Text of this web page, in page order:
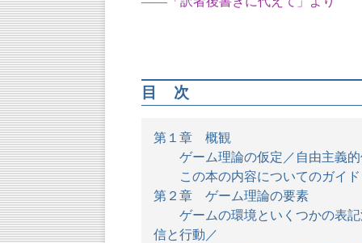
目次
第１章 概観
ゲーム理論の仮定／自由主義的
この本の内容についてのガイド
第２章 ゲーム理論の要素
ゲームの環境といくつかの表記
信と行動／